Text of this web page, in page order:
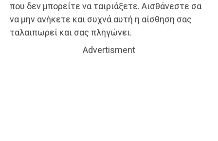
που δεν μπορείτε να ταιριάξετε. Αισθάνεστε σα
να μην ανήκετε και συχνά αυτή η αίσθηση σας
ταλαιπωρεί και σας πληγώνει.
Advertisment